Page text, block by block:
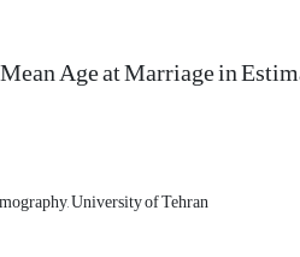
Age at Marriage in
University of Tehran